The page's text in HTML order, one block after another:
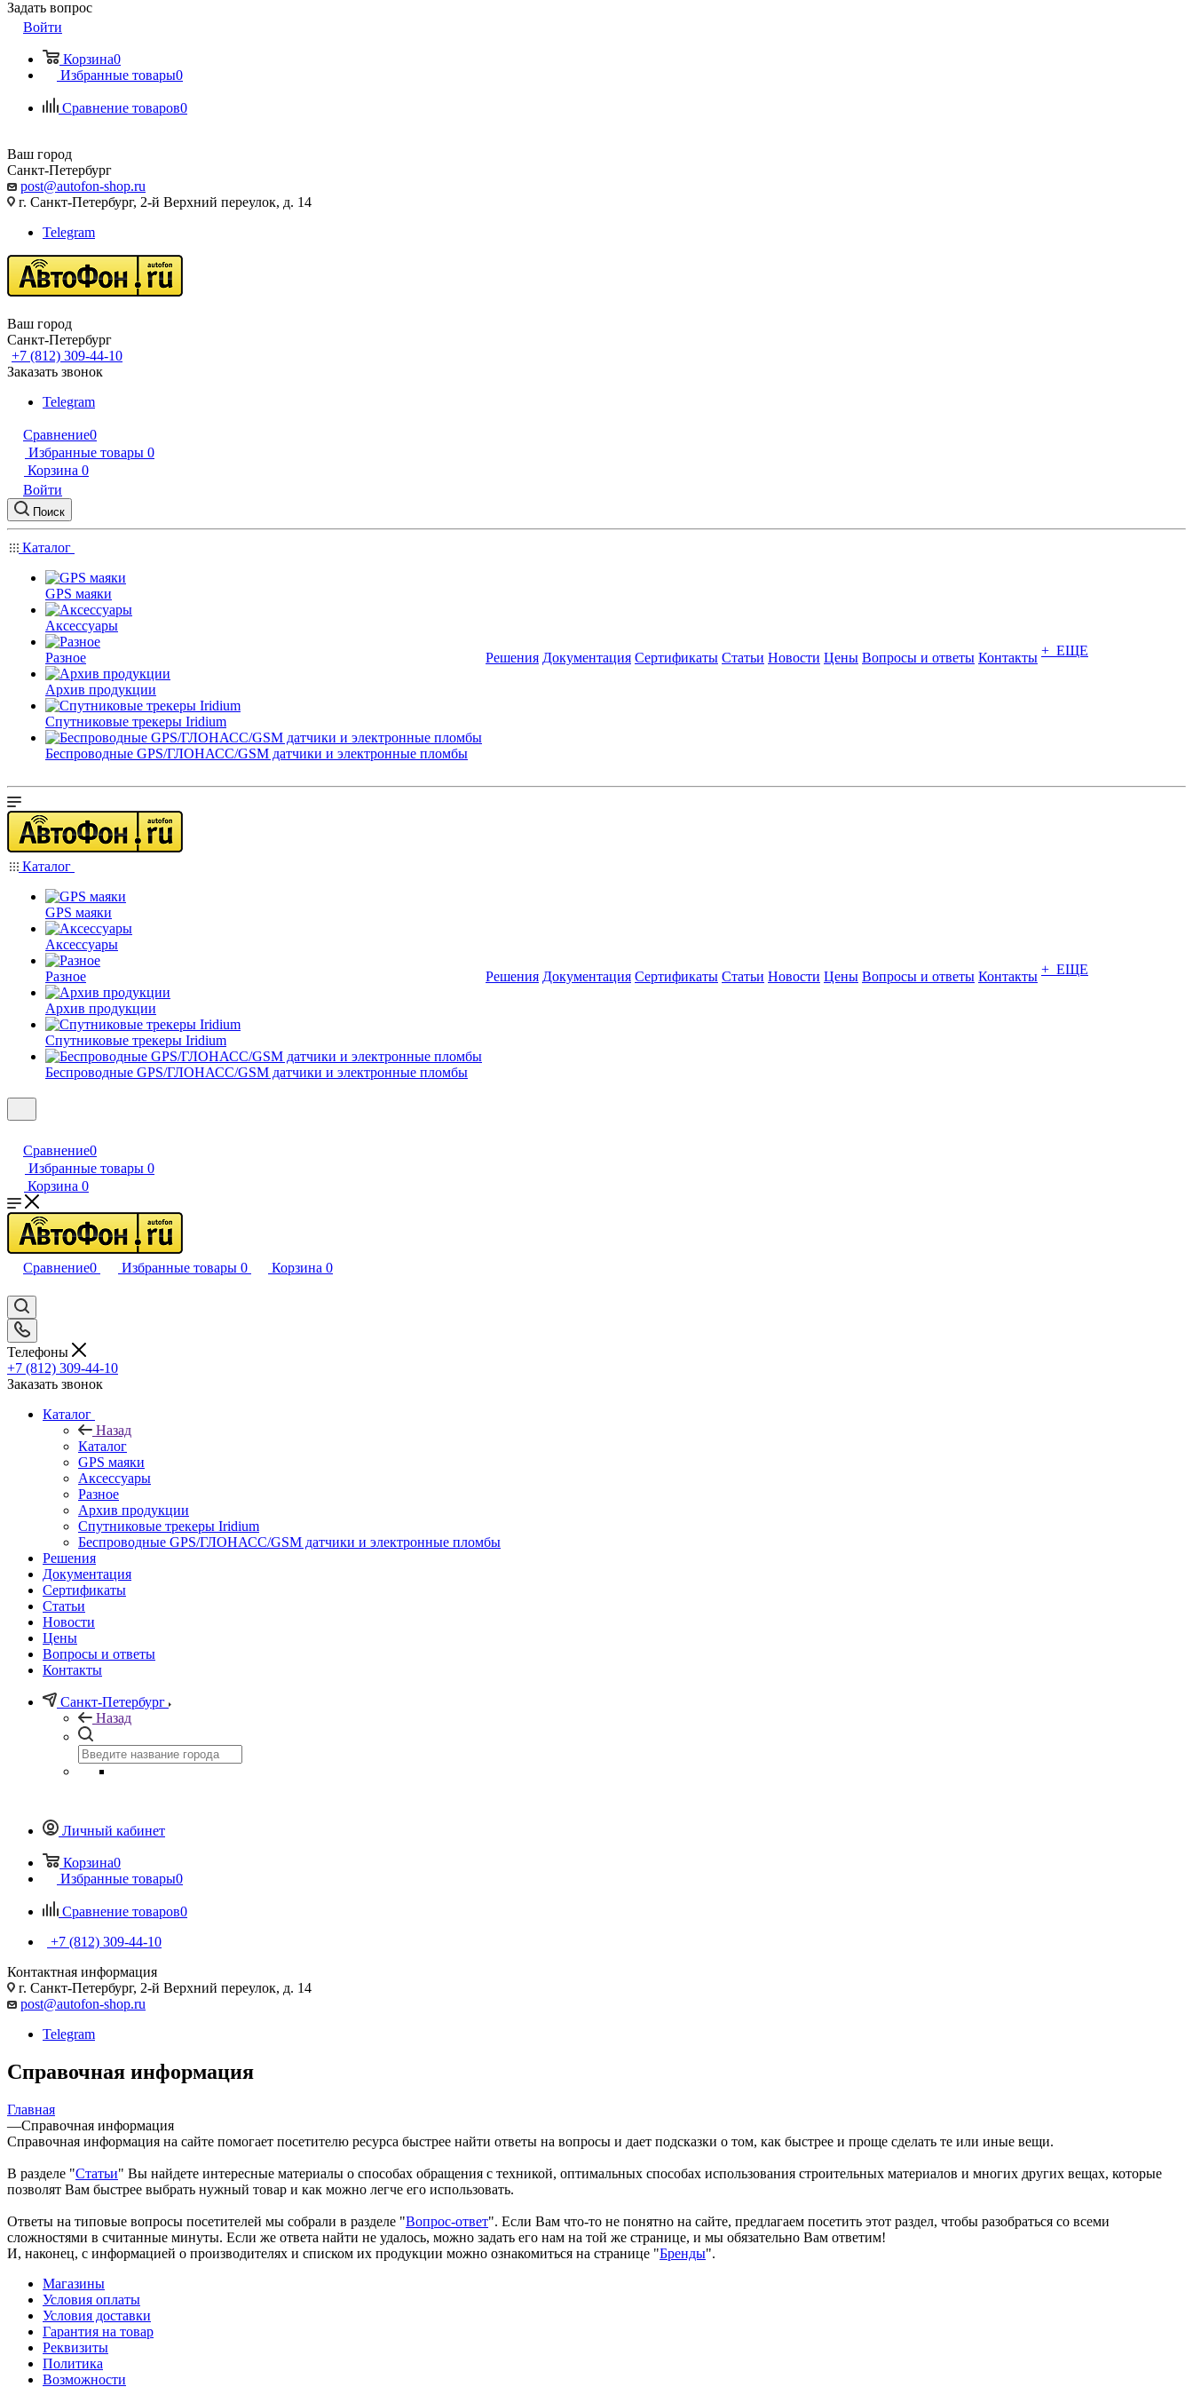
Задать вопрос
Войти
Корзина0
Избранные товары0
Сравнение товаров0
Ваш город
Санкт-Петербург
post@autofon-shop.ru
г. Санкт-Петербург, 2-й Верхний переулок, д. 14
Telegram
Ваш город
Санкт-Петербург
+7 (812) 309-44-10
Заказать звонок
Telegram
Сравнение0
Избранные товары 0
Корзина 0
Войти
Поиск
Каталог
GPS маяки
Аксессуары
Разное
Архив продукции
Спутниковые трекеры Iridium
Беспроводные GPS/ГЛОНАСС/GSM датчики и электронные пломбы
Решения Документация Сертификаты Статьи Новости Цены Вопросы и ответы Контакты + ЕЩЕ
Каталог
GPS маяки
Аксессуары
Разное
Архив продукции
Спутниковые трекеры Iridium
Беспроводные GPS/ГЛОНАСС/GSM датчики и электронные пломбы
Решения Документация Сертификаты Статьи Новости Цены Вопросы и ответы Контакты + ЕЩЕ
Сравнение0
Избранные товары 0
Корзина 0
Сравнение0 Избранные товары 0 Корзина 0
Телефоны
+7 (812) 309-44-10
Заказать звонок
Каталог
Назад
Каталог
GPS маяки
Аксессуары
Разное
Архив продукции
Спутниковые трекеры Iridium
Беспроводные GPS/ГЛОНАСС/GSM датчики и электронные пломбы
Решения
Документация
Сертификаты
Статьи
Новости
Цены
Вопросы и ответы
Контакты
Санкт-Петербург
Назад
Личный кабинет
Корзина0
Избранные товары0
Сравнение товаров0
+7 (812) 309-44-10
Контактная информация
г. Санкт-Петербург, 2-й Верхний переулок, д. 14
post@autofon-shop.ru
Telegram
Справочная информация
Главная
—Справочная информация
Справочная информация на сайте помогает посетителю ресурса быстрее найти ответы на вопросы и дает подсказки о том, как быстрее и проще сделать те или иные вещи.
В разделе "Статьи" Вы найдете интересные материалы о способах обращения с техникой, оптимальных способах использования строительных материалов и многих других вещах, которые
позволят Вам быстрее выбрать нужный товар и как можно легче его использовать.
Ответы на типовые вопросы посетителей мы собрали в разделе "Вопрос-ответ". Если Вам что-то не понятно на сайте, предлагаем посетить этот раздел, чтобы разобраться со всеми
сложностями в считанные минуты. Если же ответа найти не удалось, можно задать его нам на той же странице, и мы обязательно Вам ответим!
И, наконец, с информацией о производителях и списком их продукции можно ознакомиться на странице "Бренды".
Магазины
Условия оплаты
Условия доставки
Гарантия на товар
Реквизиты
Политика
Возможности